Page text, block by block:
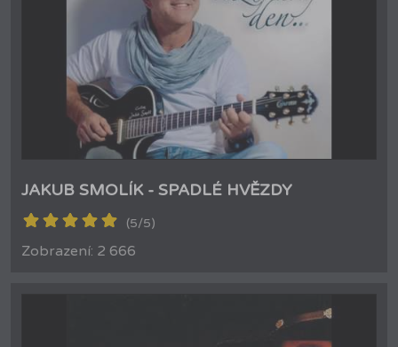
JAKUB SMOLÍK - SPADLÉ HVĚZDY
(5/5)
Zobrazení: 2 666